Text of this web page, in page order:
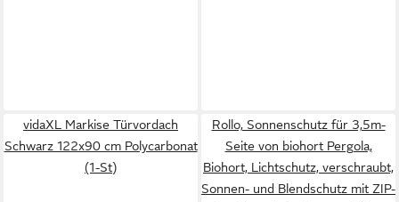
vidaXL Markise Türvordach
Schwarz 122x90 cm Polycarbonat
(1-St)
Rollo, Sonnenschutz für 3,5m-
Seite von biohort Pergola,
Biohort, Lichtschutz, verschraubt,
Sonnen- und Blendschutz mit ZIP-